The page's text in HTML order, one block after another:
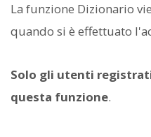
La funzione Dizionario
quando si è effettuato
Solo gli utenti
questa funzione.